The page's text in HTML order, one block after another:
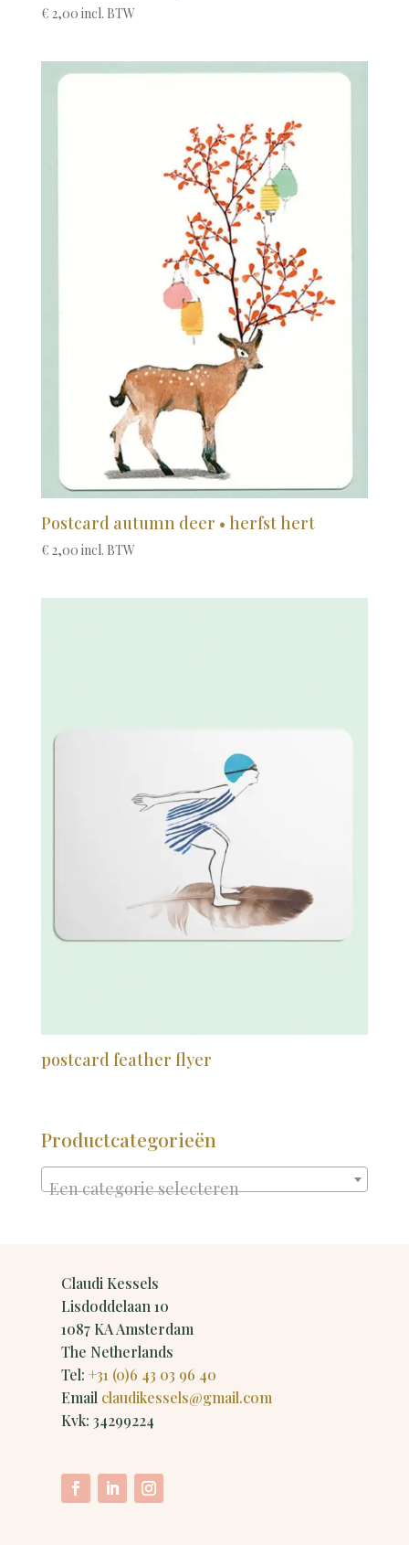
€ 2,00 incl. BTW
Postcard autumn deer • herfst hert
€ 2,00 incl. BTW
postcard feather flyer
Productcategorieën
Een categorie selecteren
Claudi Kessels
Lisdoddelaan 10
1087 KA Amsterdam
The Netherlands
Tel:+31 (0)6 43 03 96 40
Email claudikessels@gmail.com
Kvk: 34299224